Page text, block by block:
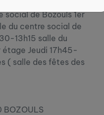
social de Bozouls 1er
du centre social de
13h15 salle du
étage Jeudi 17h45-
( salle des fêtes des
BOZOULS